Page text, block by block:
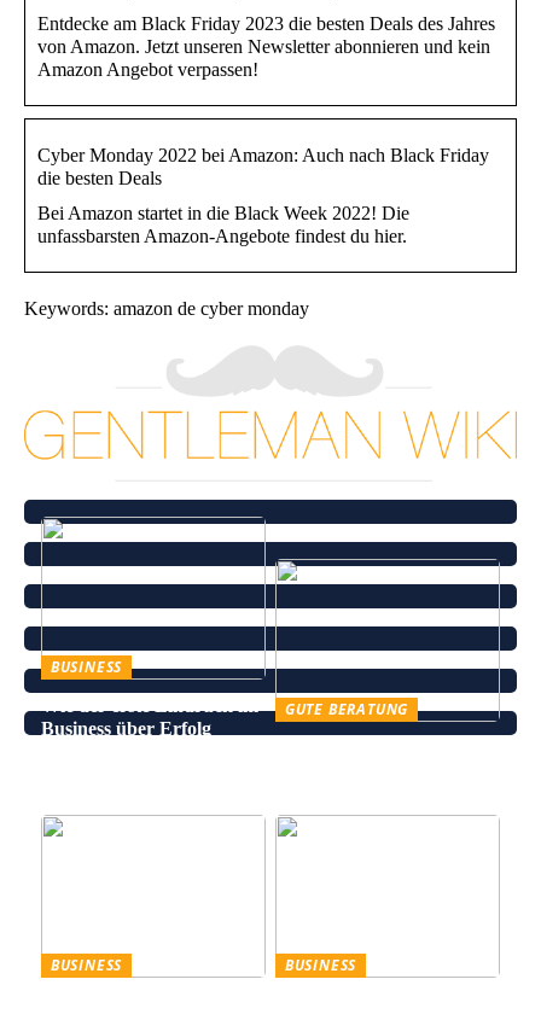
Entdecke am Black Friday 2023 die besten Deals des Jahres
von Amazon. Jetzt unseren Newsletter abonnieren und kein
Amazon Angebot verpassen!
Cyber Monday 2022 bei Amazon: Auch nach Black Friday
die besten Deals
Bei Amazon startet in die Black Week 2022! Die
unfassbarsten Amazon-Angebote findest du hier.
Keywords: amazon de cyber monday
BUSINESS
Business über Erfolg
GUTE BERATUNG
BUSINESS
BUSINESS